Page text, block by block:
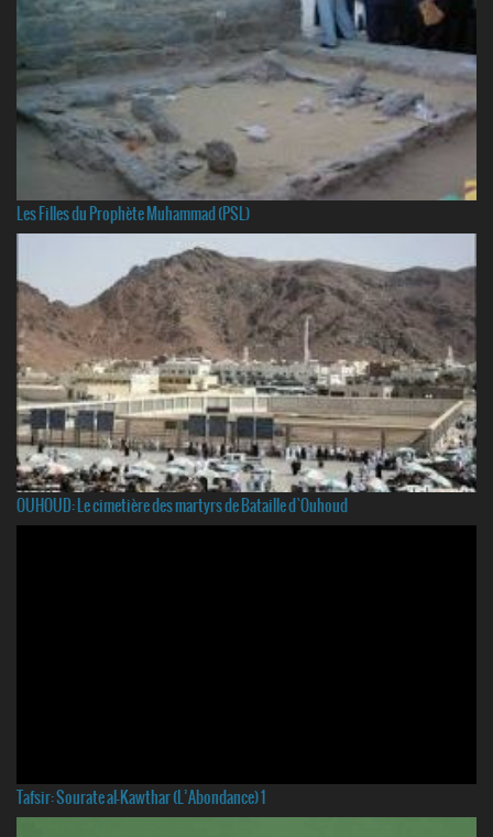
Les Filles du Prophète Muhammad (PSL)
OUHOUD: Le cimetière des martyrs de Bataille d`Ouhoud
Tafsir: Sourate al-Kawthar (L’Abondance) 1